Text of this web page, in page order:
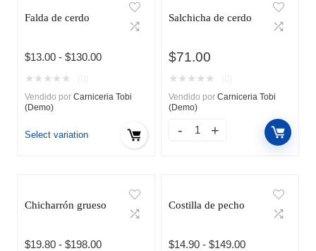
Falda de cerdo
$13.00 - $130.00Rango
desde
$130.00
★ ★ ★ ★ ★
Vendido por Carniceria Tobi
(Demo)
Select variation
Salchicha de cerdo
$71.00
★ ★ ★ ★ ★
Vendido por Carniceria Tobi
(Demo)
Chicharrón grueso
$19.80 - $198.00Rango
Costilla de pecho
$14.90 - $149.00Rango